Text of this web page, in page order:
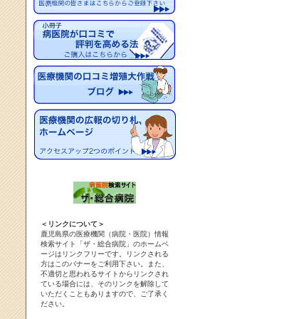
＜リンクについて＞
鹿児島県の医療機関（病院・医院）情報
検索サイト「ザ・総合病院」のホームペ
ージはリンクフリーです。リンクされる
方はこのバナーをご利用下さい。また、
不適切と思われるサイトからリンクされ
ている場合には、そのリンクを解除して
いただくこともありますので、ご了承く
ださい。